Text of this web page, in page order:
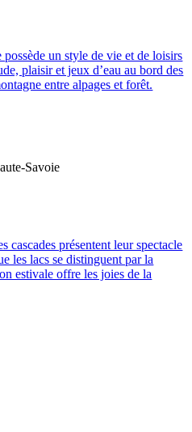
un style de vie et de loisirs
plaisir et jeux d’eau au bord des
entre alpages et forêt.
cascades présentent leur spectacle
les lacs se distinguent par la
estivale offre les joies de la